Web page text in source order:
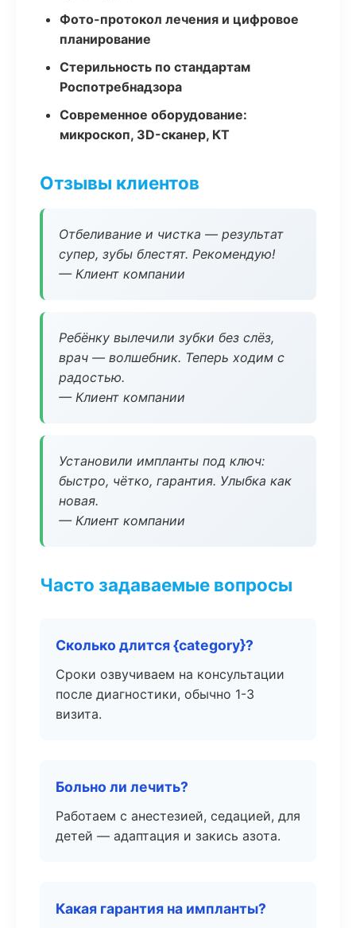
Фото-протокол лечения и цифровое
планирование
Стерильность по стандартам
Роспотребнадзора
Современное оборудование:
микроскоп, 3D-сканер, КТ
Отзывы клиентов
Отбеливание и чистка — результат
супер, зубы блестят. Рекомендую!
— Клиент компании
Ребёнку вылечили зубки без слёз,
врач — волшебник. Теперь ходим с
радостью.
— Клиент компании
Установили импланты под ключ:
быстро, чётко, гарантия. Улыбка как
новая.
— Клиент компании
Часто задаваемые вопросы
Сколько длится {category}?
Сроки озвучиваем на консультации
после диагностики, обычно 1-3
визита.
Больно ли лечить?
Работаем с анестезией, седацией, для
детей — адаптация и закись азота.
Какая гарантия на импланты?